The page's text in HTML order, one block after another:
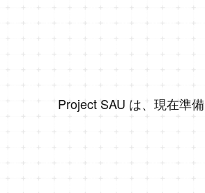
Project SAU は、現在準備